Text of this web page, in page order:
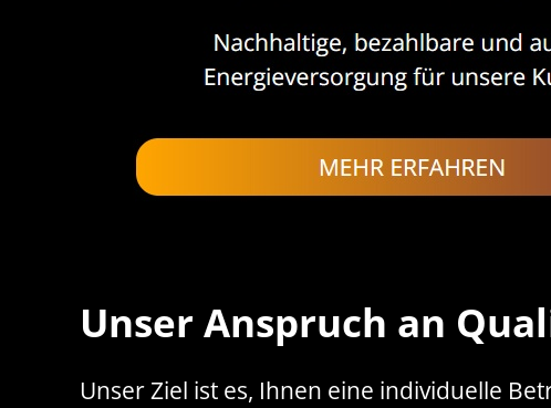
Unser Anspruch an
Unser Ziel ist es, Ihnen eine individuelle